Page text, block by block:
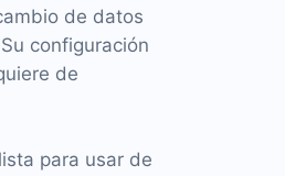
de datos
configuración
de
para usar de